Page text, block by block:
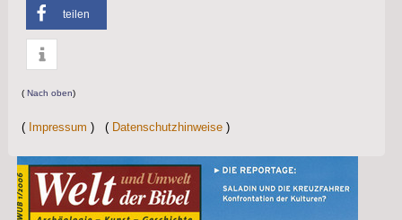
teilen
( Nach oben)
( Impressum ) ( Datenschutzhinweise )